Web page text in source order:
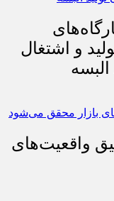
و اشتغال
واقعیت‌های